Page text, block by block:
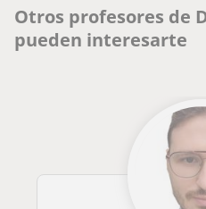
Otros profesores de
pueden interesarte